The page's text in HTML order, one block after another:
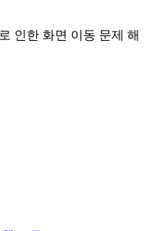
인한 화면 이동 문제 해